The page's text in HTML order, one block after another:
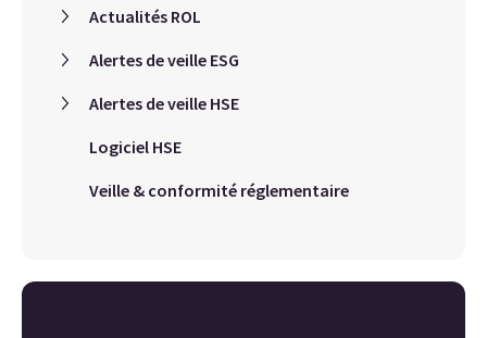
Actualités ROL
Alertes de veille ESG
Alertes de veille HSE
Logiciel HSE
Veille & conformité réglementaire